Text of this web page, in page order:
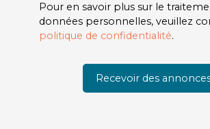
Pour en savoir plus sur le
données personnelles, veuillez
politique de confidentialité.
Recevoir des